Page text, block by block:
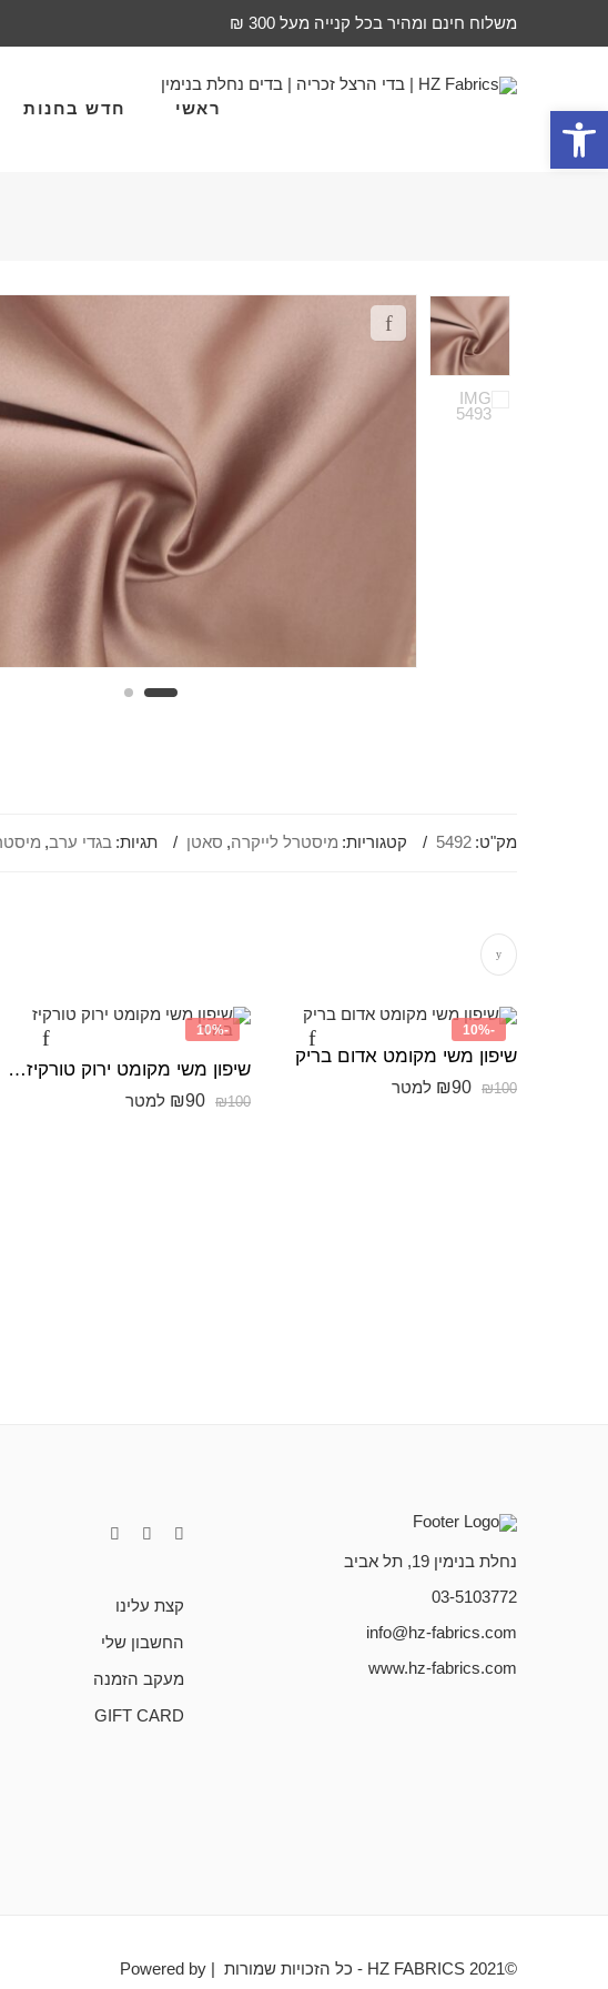
פתח סרגל נגישות
משלוח חינם ומהיר בכל קנייה מעל 300 ₪
ראשי חדש בחנות
מק"ט: 5492 קטגוריות: מיסטרל לייקרה, סאטן תגיות: בגדי ערב,
-10%
שיפון משי מקומט אדום בריק
₪100
₪90 למטר
-10%
שיפון משי מקומט ירוק טורקיז בהיר
₪100
₪90 למטר
נחלת בנימין 19, תל אביב
03-5103772
info@hz-fabrics.com
www.hz-fabrics.com
קצת עלינו
החשבון שלי
מעקב הזמנה
GIFT CARD
©HZ FABRICS 2021 - כל הזכויות שמורות | Powered by